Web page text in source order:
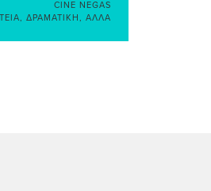
CINE NEGAS
ΔΡΑΜΑΤΙΚΉ ΆΛΛΑ